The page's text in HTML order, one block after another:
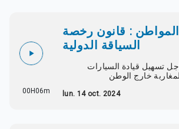
00H06m
: قانون رخصة
السياقة الدولية
تسهيل قيادة السيارات
خارج الوطن
lun. 14 oct. 2024